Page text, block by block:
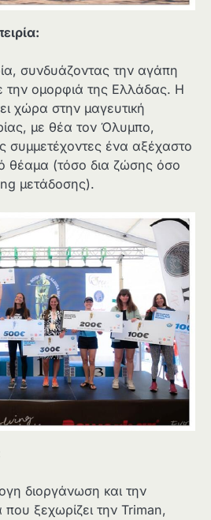
συνδυάζοντας την αγάπη
την ομορφιά της Ελλάδας. Η
χώρα στην μαγευτική
με θέα τον Όλυμπο,
συμμετέχοντες ένα αξέχαστο
θέαμα (τόσο δια ζώσης όσο
μετάδοσης).
διοργάνωση και την
που ξεχωρίζει την Triman,